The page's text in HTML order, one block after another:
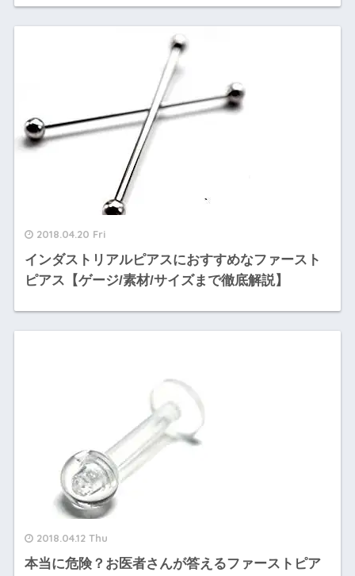
2018.04.20 Fri
インダストリアルピアスにおすすめなファースト
ピアス【ゲージ/素材/サイズまで徹底解説】
2018.04.12 Thu
本当に危険？お医者さんが答えるファーストピア